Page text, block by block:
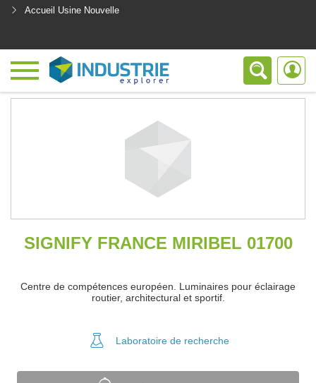
Accueil Usine Nouvelle
SIGNIFY FRANCE MIRIBEL 01700
Centre de compétences européen. Luminaires pour éclairage
routier, architectural et sportif.
Laboratoire de recherche